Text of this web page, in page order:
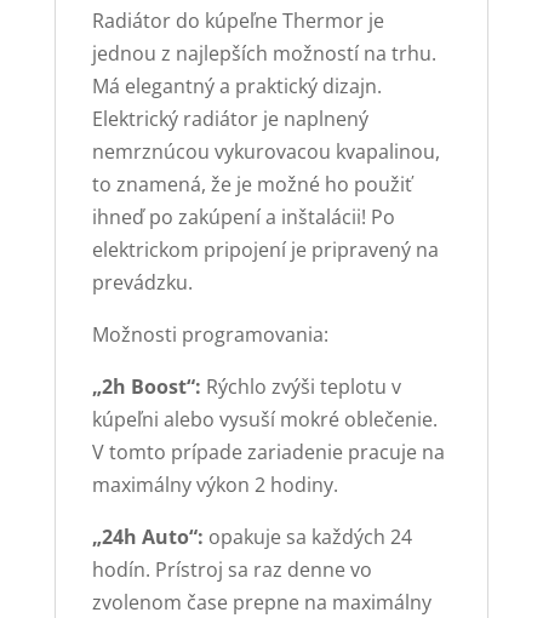
Radiátor do kúpeľne Thermor je
jednou z najlepších možností na trhu.
Má elegantný a praktický dizajn.
Elektrický radiátor je naplnený
nemrznúcou vykurovacou kvapalinou,
to znamená, že je možné ho použiť
ihneď po zakúpení a inštalácii! Po
elektrickom pripojení je pripravený na
prevádzku.
Možnosti programovania:
„2h Boost“: Rýchlo zvýši teplotu v
kúpeľni alebo vysuší mokré oblečenie.
V tomto prípade zariadenie pracuje na
maximálny výkon 2 hodiny.
„24h Auto“: opakuje sa každých 24
hodín. Prístroj sa raz denne vo
zvolenom čase prepne na maximálny